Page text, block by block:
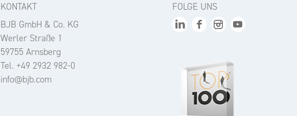
KONTAKT
BJB GmbH & Co. KG
Werler Straße 1
59755 Arnsberg
Tel. +49 2932 982-0
info@bjb.com
FOLGE UNS